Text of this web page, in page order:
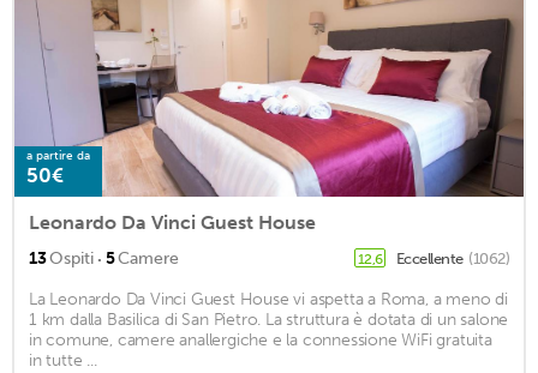
a partire da
50€
Leonardo Da Vinci Guest House
13Ospiti · 5Camere 12,6 Eccellente (1062)
La Leonardo Da Vinci Guest House vi aspetta a Roma, a meno di
1 km dalla Basilica di San Pietro. La struttura è dotata di un salone
in comune, camere anallergiche e la connessione WiFi gratuita
in tutte ...